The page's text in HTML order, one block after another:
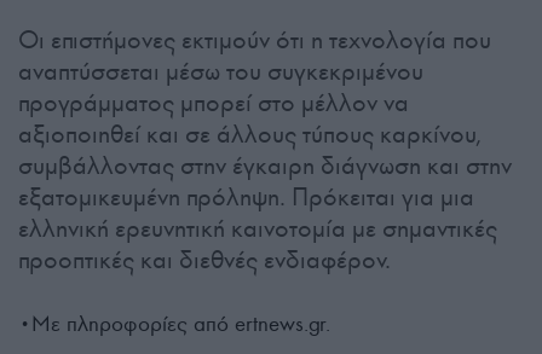
Οι επιστήμονες εκτιμούν ότι η τεχνολογία που
αναπτύσσεται μέσω του συγκεκριμένου
προγράμματος μπορεί στο μέλλον να
αξιοποιηθεί και σε άλλους τύπους καρκίνου,
συμβάλλοντας στην έγκαιρη διάγνωση και στην
εξατομικευμένη πρόληψη. Πρόκειται για μια
ελληνική ερευνητική καινοτομία με σημαντικές
προοπτικές και διεθνές ενδιαφέρον.
•Με πληροφορίες από ertnews.gr.